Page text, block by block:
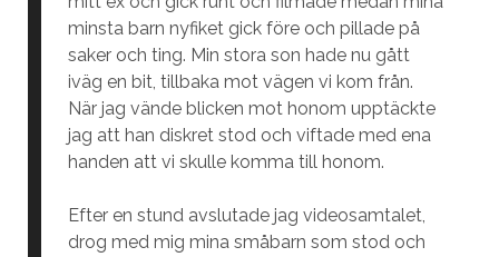
minsta barn nyfiket gick före och pillade på
saker och ting. Min stora son hade nu gått
iväg en bit, tillbaka mot vägen vi kom från.
När jag vände blicken mot honom upptäckte
jag att han diskret stod och viftade med ena
handen att vi skulle komma till honom.
Efter en stund avslutade jag videosamtalet,
drog med mig mina småbarn som stod och